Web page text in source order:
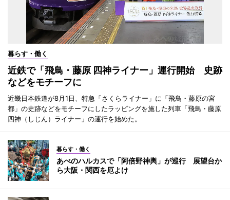
暮らす・働く
近鉄で「飛鳥・藤原 四神ライナー」運行開始 史跡
などをモチーフに
近畿日本鉄道が8月1日、特急「さくらライナー」に「飛鳥・藤原の宮
都」の史跡などをモチーフにしたラッピングを施した列車「飛鳥・藤原
四神（しじん）ライナー」の運行を始めた。
暮らす・働く
あべのハルカスで「阿倍野神輿」が巡行 展望台か
ら大阪・関西を厄よけ